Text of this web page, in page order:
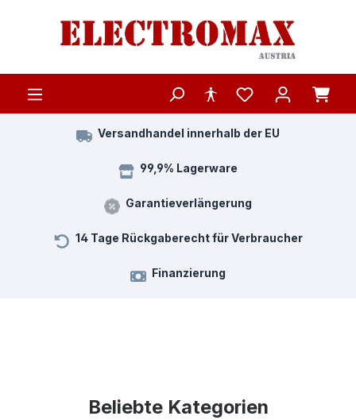
Zum Hauptinhalt springen
Versandhandel innerhalb der EU
99,9% Lagerware
Garantieverlängerung
14 Tage Rückgaberecht für Verbraucher
Finanzierung
Beliebte Kategorien